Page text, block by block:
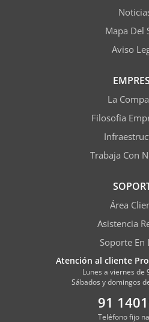
Mapa Del
Aviso
La
Filosofía
Trabaja Con
Área
Asistencia
Soporte En
Atención al cliente
Lunes a viernes de
Sábados y domingos
91
Teléfono fijo